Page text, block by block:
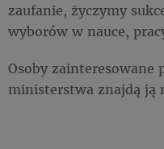
zaufanie, życzymy
wyborów w nauce,
Osoby zainteresowane
ministerstwa znajdą ją